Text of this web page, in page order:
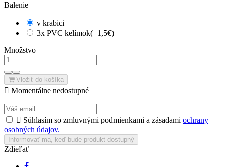
Balenie
v krabici
3x PVC kelímok(+1,5€)
Množstvo
Vložiť do košíka
 Momentálne nedostupné
 Súhlasím so zmluvnými podmienkami a zásadami ochrany
osobných údajov.
Informovať ma, keď bude produkt dostupný
Zdieľať